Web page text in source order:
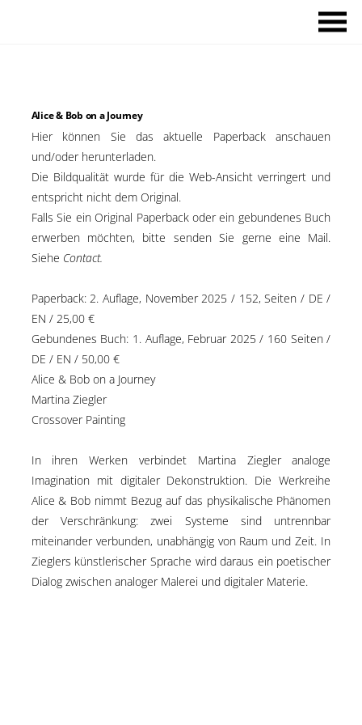
Alice & Bob on a Journey
Hier können Sie das aktuelle Paperback anschauen
und/oder herunterladen.
Die Bildqualität wurde für die Web-Ansicht verringert und
entspricht nicht dem Original.
Falls Sie ein Original Paperback oder ein gebundenes Buch
erwerben möchten, bitte senden Sie gerne eine Mail.
Siehe Contact.
Paperback: 2. Auflage, November 2025 / 152, Seiten / DE /
EN / 25,00 €
Gebundenes Buch: 1. Auflage, Februar 2025 / 160 Seiten /
DE / EN / 50,00 €
Alice & Bob on a Journey
Martina Ziegler
Crossover Painting
In ihren Werken verbindet Martina Ziegler analoge
Imagination mit digitaler Dekonstruktion. Die Werkreihe
Alice & Bob nimmt Bezug auf das physikalische Phänomen
der Verschränkung: zwei Systeme sind untrennbar
miteinander verbunden, unabhängig von Raum und Zeit. In
Zieglers künstlerischer Sprache wird daraus ein poetischer
Dialog zwischen analoger Malerei und digitaler Materie.